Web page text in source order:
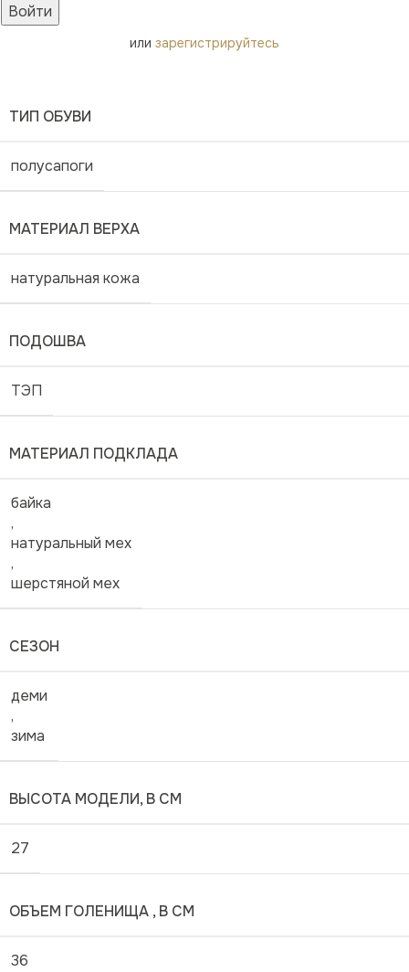
Войти
или зарегистрируйтесь
ТИП ОБУВИ
полусапоги
МАТЕРИАЛ ВЕРХА
натуральная кожа
ПОДОШВА
ТЭП
МАТЕРИАЛ ПОДКЛАДА
байка
,
натуральный мех
,
шерстяной мех
СЕЗОН
деми
,
зима
ВЫСОТА МОДЕЛИ, В СМ
27
ОБЪЕМ ГОЛЕНИЩА , В СМ
36